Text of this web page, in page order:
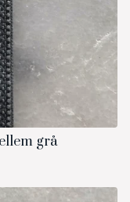
grå